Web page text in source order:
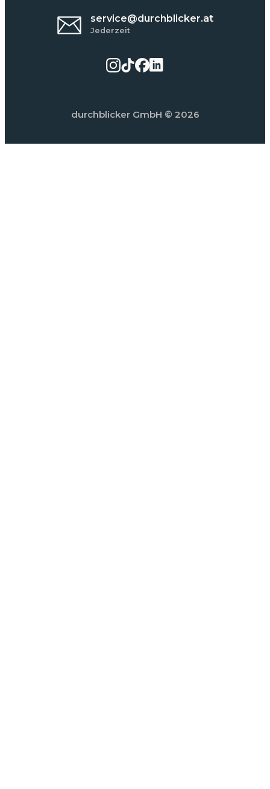
service@durchblicker.at
Jederzeit
durchblicker GmbH © 2026